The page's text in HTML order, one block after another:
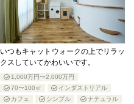
いつもキャットウォークの上でリラッ
クスしていてかわいいです。
1,000万円〜2,000万円
70〜100㎡
インダストリアル
カフェ
シンプル
ナチュラル